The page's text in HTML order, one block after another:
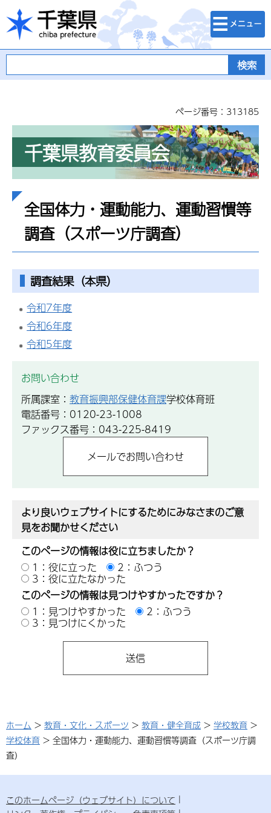
千葉県
検索・メニュ
ー
ページ番号：313185
千葉県教育委員会
全国体力・運動能力、運動習慣等
調査（スポーツ庁調査）
調査結果（本県）
令和7年度
令和6年度
令和5年度
お問い合わせ
所属課室： 教育振興部保健体育課学校体育班
電話番号：0120-23-1008
ファックス番号：043-225-8419
より良いウェブサイトにするためにみなさまのご意
見をお聞かせください
このページの情報は役に立ちましたか？
1：役に立った
2：ふつう
3：役に立たなかった
このページの情報は見つけやすかったですか？
1：見つけやすかった
2：ふつう
3：見つけにくかった
ホーム > 教育・文化・スポーツ > 教育・健全育成 > 学校教育 >
学校体育 > 全国体力・運動能力、運動習慣等調査（スポーツ庁調
査）
このホームページ（ウェブサイト）について